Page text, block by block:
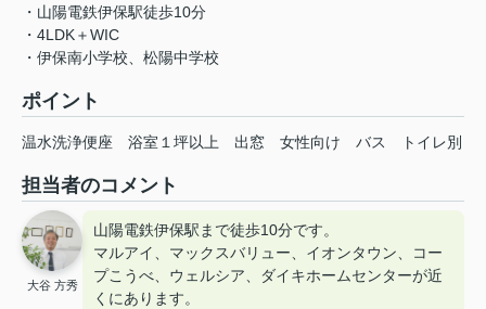
・山陽電鉄伊保駅徒歩10分
・4LDK＋WIC
・伊保南小学校、松陽中学校
ポイント
温水洗浄便座 浴室１坪以上 出窓 女性向け バス トイレ別
担当者のコメント
大谷 方秀
山陽電鉄伊保駅まで徒歩10分です。
マルアイ、マックスバリュー、イオンタウン、コー
プこうべ、ウェルシア、ダイキホームセンターが近
くにあります。